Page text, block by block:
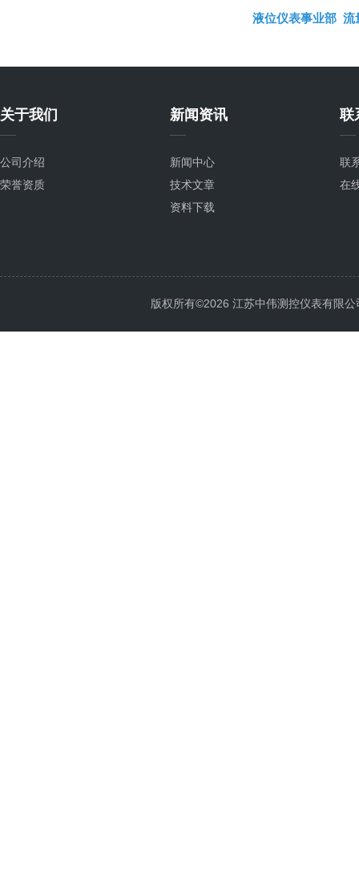
液位仪表事业部 流
关于我们
公司介绍
荣誉资质
新闻资讯
新闻中心
技术文章
资料下载
联
联
在
版权所有©2026 江苏中伟测控仪表有限